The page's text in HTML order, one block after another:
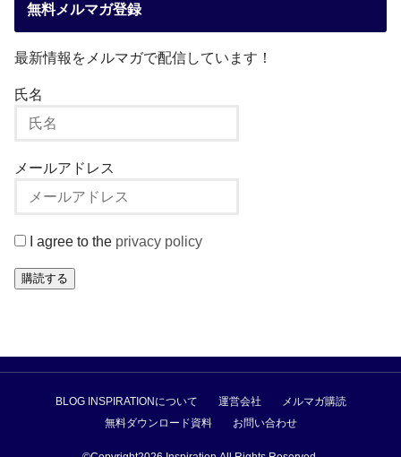
無料メルマガ登録
最新情報をメルマガで配信しています！
氏名
メールアドレス
I agree to the privacy policy
購読する
BLOG INSPIRATIONについて 運営会社
メルマガ購読
無料ダウンロード資料
お問い合わせ